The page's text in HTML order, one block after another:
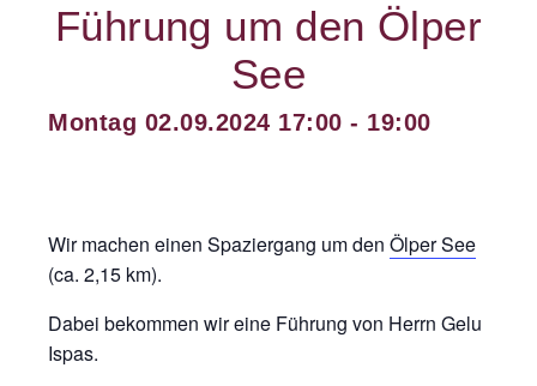
Führung um den Ölper
See
Montag 02.09.2024 17:00 - 19:00
Wir machen einen Spaziergang um den Ölper See
(ca. 2,15 km).
Dabei bekommen wir eine Führung von Herrn Gelu
Ispas.